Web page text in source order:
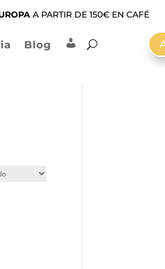
A PARTIR DE 150€ EN CAFÉ
Blog